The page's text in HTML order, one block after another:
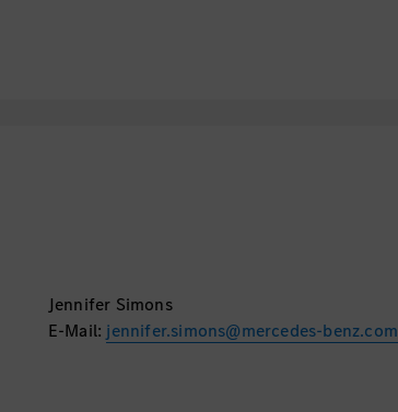
Jennifer Simons
E-Mail: jennifer.simons@mercedes-benz.com